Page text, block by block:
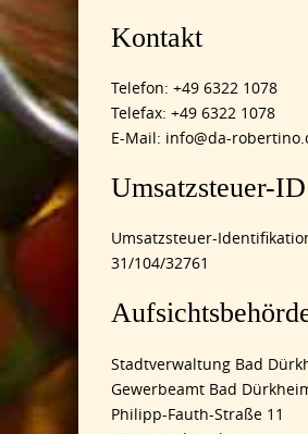
Kontakt
Telefon: +49 6322 1078
Telefax: +49 6322 1078
E-Mail: info@da-
Umsatzsteuer-ID
Umsatzsteuer-
31/104/32761
Stadtverwaltung Bad
Gewerbeamt Bad
Philipp-Fauth-Straße 11